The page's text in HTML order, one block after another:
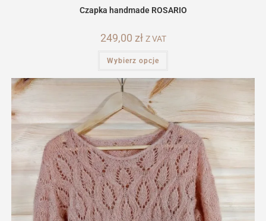
Czapka handmade ROSARIO
249,00 zł Z VAT
Wybierz opcje
wiele
wariantów.
wybrać
na
stronie
produktu